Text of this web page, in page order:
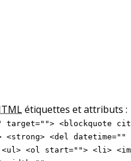
étiquettes et attributs :
<blockquote
<strong> <del
<ol start=""> <li>